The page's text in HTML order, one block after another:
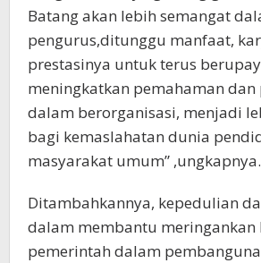
Batang akan lebih semangat
pengurus,ditunggu manfaat,
prestasinya untuk terus
meningkatkan pemahaman
dalam berorganisasi, menjadi
bagi kemaslahatan dunia
masyarakat umum” ,ungkapnya.
Ditambahkannya, kepedulian
dalam membantu meringankan
pemerintah dalam